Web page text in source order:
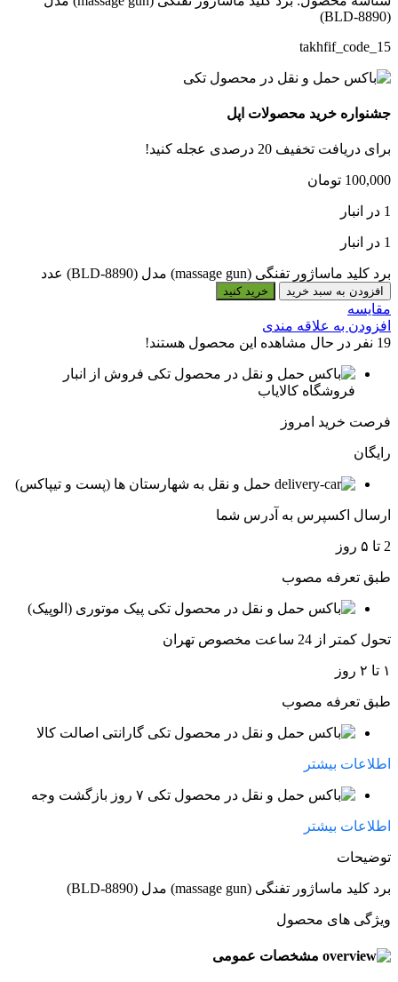
(BLD-8890)
takhfif_code_15
جشنواره خرید محصولات اپل
برای دریافت تخفیف 20 درصدی عجله کنید!
100,000 تومان
1 در انبار
1 در انبار
برد کلید ماساژور تفنگی (massage gun) مدل (BLD-8890) عدد
افزودن به سبد خرید خرید کنید
مقایسه
افزودن به علاقه مندی
19 نفر در حال مشاهده این محصول هستند!
فروش از انبار
فروشگاه کالایاب
فرصت خرید امروز
رایگان
حمل و نقل به شهارستان ها (پست و تیپاکس)
ارسال اکسپرس به آدرس شما
2 تا ۵ روز
طبق تعرفه مصوب
پیک موتوری (الوپیک)
تحول کمتر از 24 ساعت مخصوص تهران
۱ تا ۲ روز
طبق تعرفه مصوب
گارانتی اصالت کالا
اطلاعات بیشتر
۷ روز بازگشت وجه
اطلاعات بیشتر
توضیحات
برد کلید ماساژور تفنگی (massage gun) مدل (BLD-8890)
ویژگی های محصول
مشخصات عمومی